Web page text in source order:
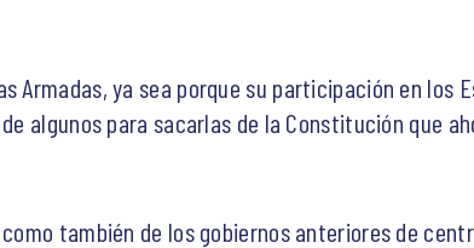
Armadas, ya sea porque su participación en los
algunos para sacarlas de la Constitución que
también de los gobiernos anteriores de